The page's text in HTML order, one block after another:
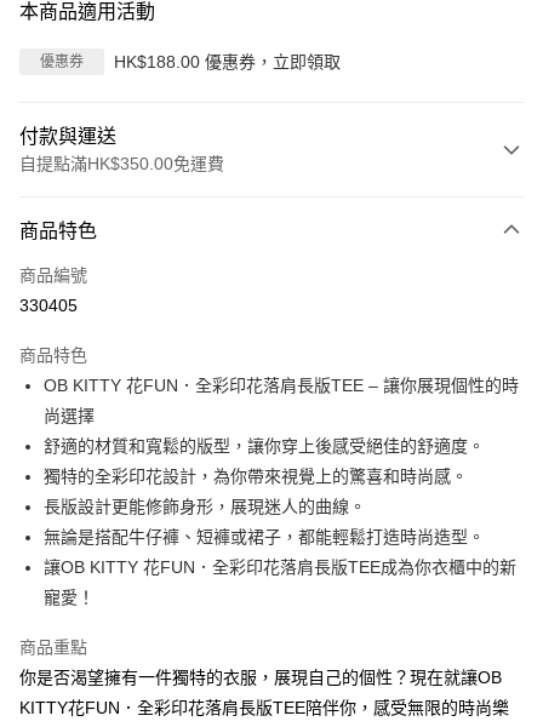
本商品適用活動
優惠券 HK$188.00 優惠券，立即領取
付款與運送
自提點滿HK$350.00免運費
信用卡
Apple Pay
PayMe
WeChat Pay
送貨方式
每筆HK$40.00，滿HK$350.00或以上免運費
付款後順豐站及營業點
付款後順豐合作便利店
每筆HK$40.00，滿HK$350.00或以上免運費
商品特色
商品編號
330405
商品特色
OB KITTY 花FUN．全彩印花落肩長版TEE – 讓你展現個性的時
尚選擇
舒適的材質和寬鬆的版型，讓你穿上後感受絕佳的舒適度。
獨特的全彩印花設計，為你帶來視覺上的驚喜和時尚感。
長版設計更能修飾身形，展現迷人的曲線。
無論是搭配牛仔褲、短褲或裙子，都能輕鬆打造時尚造型。
讓OB KITTY 花FUN．全彩印花落肩長版TEE成為你衣櫃中的新
寵愛！
商品重點
你是否渴望擁有一件獨特的衣服，展現自己的個性？現在就讓OB
KITTY花FUN．全彩印花落肩長版TEE陪伴你，感受無限的時尚樂